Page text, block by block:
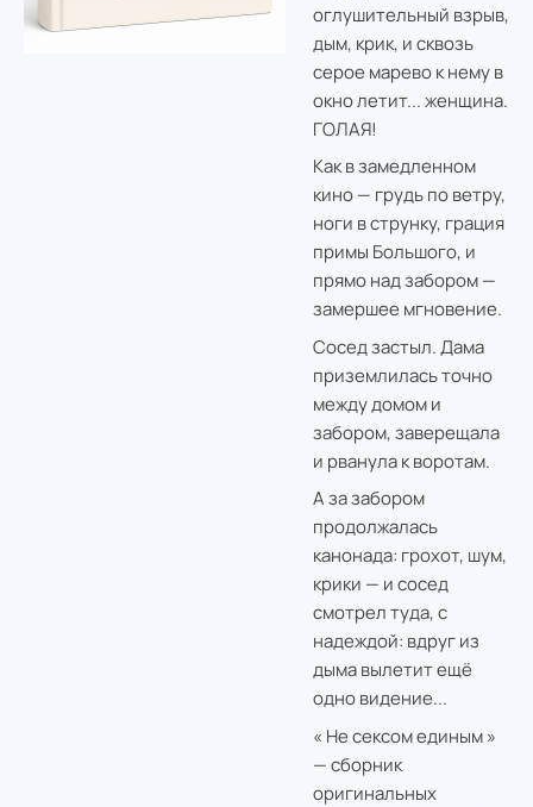
оглушительный взрыв,
дым, крик, и сквозь
серое марево к нему в
окно летит... женщина.
ГОЛАЯ!
Как в замедленном
кино — грудь по ветру,
ноги в струнку, грация
примы Большого, и
прямо над забором —
замершее мгновение.
Сосед застыл. Дама
приземлилась точно
между домом и
забором, заверещала
и рванула к воротам.
А за забором
продолжалась
канонада: грохот, шум,
крики — и сосед
смотрел туда, с
надеждой: вдруг из
дыма вылетит ещё
одно видение...
« Не сексом единым »
— сборник
оригинальных